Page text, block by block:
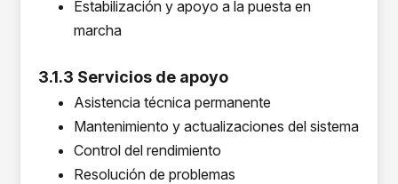
Estabilización y apoyo a la puesta en
marcha
3.1.3 Servicios de apoyo
Asistencia técnica permanente
Mantenimiento y actualizaciones del sistema
Control del rendimiento
Resolución de problemas